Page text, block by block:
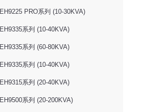
EH9225 PRO系列 (10-30KVA)
EH9335系列 (10-40KVA)
EH9335系列 (60-80KVA)
EH9335系列 (10-40KVA)
EH9315系列 (20-40KVA)
EH9500系列 (20-200KVA)